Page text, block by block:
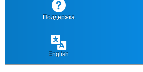
Поддержка
English